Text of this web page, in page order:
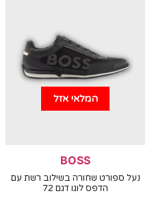
המלאי אזל
BOSS
ספורט שחורה בשילוב רשת עם
הדפס לוגו דגם 72